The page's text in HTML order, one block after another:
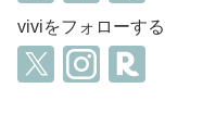
viviをフォローする